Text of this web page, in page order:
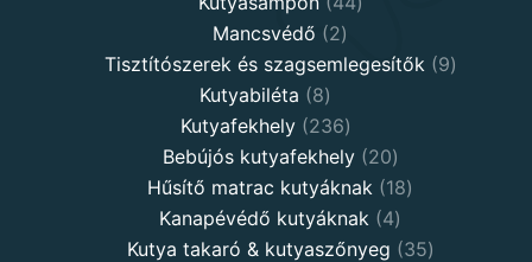
Mancsvédő 22
products
Tisztítószerek és szagsemlegesítők 99
Kutyabiléta 88
products
Kutyafekhely 236236
products
Bebújós kutyafekhely 2020
products
Hűsítő matrac kutyáknak 1818
Kanapévédő kutyáknak 44
products
Kutya takaró & kutyaszőnyeg 3535